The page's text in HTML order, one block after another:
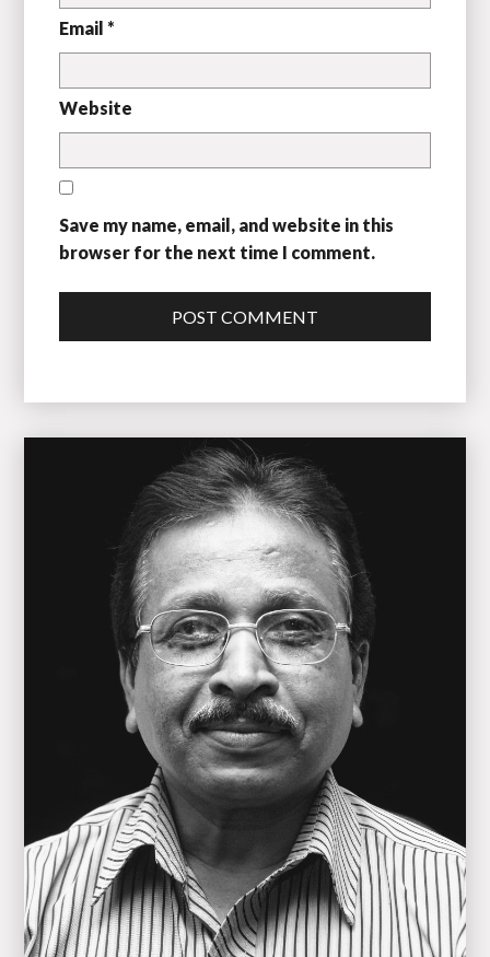
Email *
Website
Save my name, email, and website in this
browser for the next time I comment.
POST COMMENT